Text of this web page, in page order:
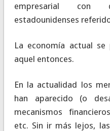
empresarial con
estadounidenses
La economía actual
aquel entonces.
En la actualidad los
han aparecido (o
mecanismos
etc. Sin ir más lejos,